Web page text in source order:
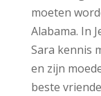
moeten
Alabama. In
Sara kennis
en zijn
beste